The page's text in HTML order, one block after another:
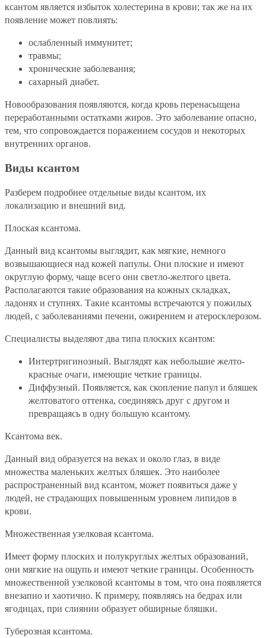
ксантом является избыток холестерина в крови; так же на их
появление может повлиять:
ослабленный иммунитет;
травмы;
хронические заболевания;
сахарный диабет.
Новообразования появляются, когда кровь перенасыщена
переработанными остатками жиров. Это заболевание опасно,
тем, что сопровождается поражением сосудов и некоторых
внутренних органов.
Виды ксантом
Разберем подробнее отдельные виды ксантом, их
локализацию и внешний вид.
Плоская ксантома.
Данный вид ксантомы выглядит, как мягкие, немного
возвышающиеся над кожей папулы. Они плоские и имеют
округлую форму, чаще всего они светло-желтого цвета.
Располагаются такие образования на кожных складках,
ладонях и ступнях. Такие ксантомы встречаются у пожилых
людей, с заболеваниями печени, ожирением и атеросклерозом.
Специалисты выделяют два типа плоских ксантом:
Интертригинозный. Выглядят как небольшие желто-
красные очаги, имеющие четкие границы.
Диффузный. Появляется, как скопление папул и бляшек
желтоватого оттенка, соединяясь друг с другом и
превращаясь в одну большую ксантому.
Ксантома век.
Данный вид образуется на веках и около глаз, в виде
множества маленьких желтых бляшек. Это наиболее
распространенный вид ксантом, может появиться даже у
людей, не страдающих повышенным уровнем липидов в
крови.
Множественная узелковая ксантома.
Имеет форму плоских и полукруглых желтых образований,
они мягкие на ощупь и имеют четкие границы. Особенность
множественной узелковой ксантомы в том, что она появляется
внезапно и хаотично. К примеру, появляясь на бедрах или
ягодицах, при слиянии образует обширные бляшки.
Туберозная ксантома.